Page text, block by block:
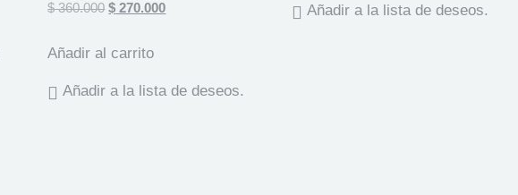
$360.000 $ 270.000
Añadir al carrito
Añadir a la lista de deseos.
Añadir a la lista de deseos.